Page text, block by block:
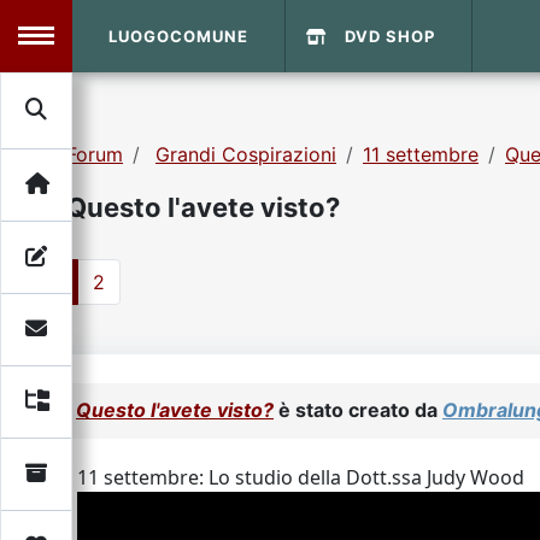
MENU
Search
DVD Shop
Info Sito
Login
Vecchio Sito
Archivio
LUOGOCOMUNE DVD SHOP
Forum Grandi Cospirazioni 11 settembre
Questo l'avete visto?
2
Questo l'avete visto? è stato creato da
11 settembre: Lo studio della Dott.ssa Judy Wood